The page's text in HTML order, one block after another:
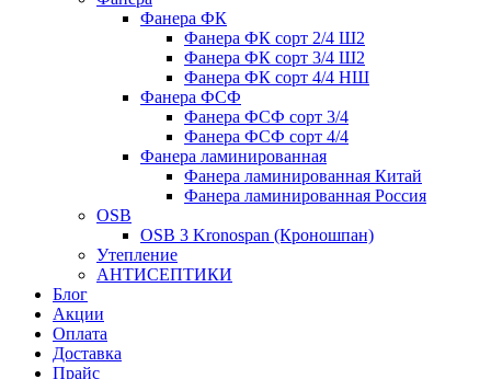
Фанера ФК
Фанера ФК сорт 2/4 Ш2
Фанера ФК сорт 3/4 Ш2
Фанера ФК сорт 4/4 НШ
Фанера ФСФ
Фанера ФСФ сорт 3/4
Фанера ФСФ сорт 4/4
Фанера ламинированная
Фанера ламинированная Китай
Фанера ламинированная Россия
OSB
OSB 3 Kronospan (Кроношпан)
Утепление
АНТИСЕПТИКИ
Блог
Акции
Оплата
Доставка
Прайс